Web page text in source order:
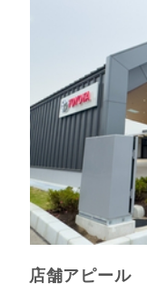
店舗アピール